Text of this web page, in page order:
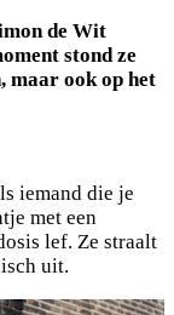
de Wit
stond ze
maar ook op het
iemand die je
met een
lef. Ze straalt
uit.